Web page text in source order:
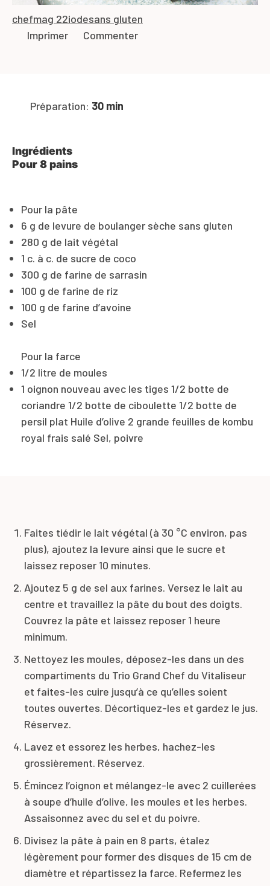
chefmag 22iodesans gluten
Imprimer
Commenter
Préparation: 30 min
Ingrédients
Pour 8 pains
Pour la pâte
6 g de levure de boulanger sèche sans gluten
280 g de lait végétal
1 c. à c. de sucre de coco
300 g de farine de sarrasin
100 g de farine de riz
100 g de farine d’avoine
Sel
Pour la farce
1/2 litre de moules
1 oignon nouveau avec les tiges 1/2 botte de
coriandre 1/2 botte de ciboulette 1/2 botte de
persil plat Huile d’olive 2 grande feuilles de kombu
royal frais salé Sel, poivre
Faites tiédir le lait végétal (à 30 °C environ, pas
plus), ajoutez la levure ainsi que le sucre et
laissez reposer 10 minutes.
Ajoutez 5 g de sel aux farines. Versez le lait au
centre et travaillez la pâte du bout des doigts.
Couvrez la pâte et laissez reposer 1 heure
minimum.
Nettoyez les moules, déposez-les dans un des
compartiments du Trio Grand Chef du Vitaliseur
et faites-les cuire jusqu’à ce qu’elles soient
toutes ouvertes. Décortiquez-les et gardez le jus.
Réservez.
Lavez et essorez les herbes, hachez-les
grossièrement. Réservez.
Émincez l’oignon et mélangez-le avec 2 cuillerées
à soupe d’huile d’olive, les moules et les herbes.
Assaisonnez avec du sel et du poivre.
Divisez la pâte à pain en 8 parts, étalez
légèrement pour former des disques de 15 cm de
diamètre et répartissez la farce. Refermez les